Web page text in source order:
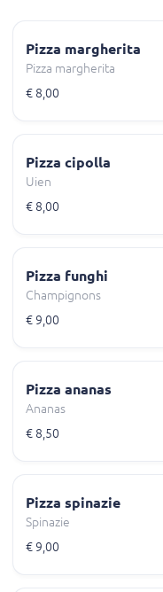
Pizza margherita
Pizza margherita
€ 8,00
Pizza cipolla
Uien
€ 8,00
Pizza funghi
Champignons
€ 9,00
Pizza ananas
Ananas
€ 8,50
Pizza spinazie
Spinazie
€ 9,00